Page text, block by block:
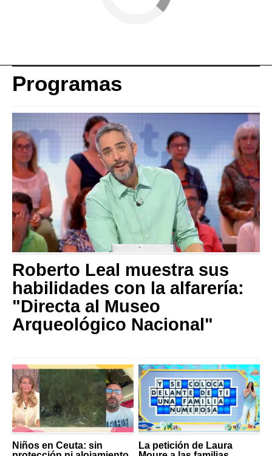
Programas
Roberto Leal muestra sus
habilidades con la alfarería:
"Directa al Museo
Arqueológico Nacional"
Niños en Ceuta: sin
La petición de Laura